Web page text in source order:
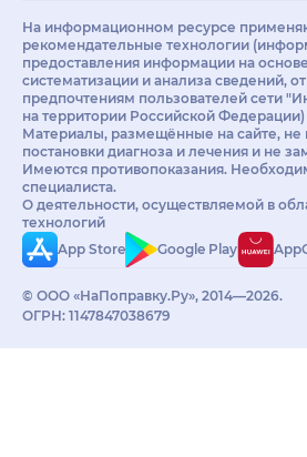
На информационном ресурсе
рекомендательные технологии
предоставления информации на
систематизации и анализа сведений,
предпочтениям пользователей сети
на территории Российской Федерации)
Материалы, размещённые на сайте, не
постановки диагноза и лечения и не
Имеются противопоказания.
специалиста.
О деятельности, осуществляемой в
технологий
App Store
Google Play
© ООО «НаПоправку.Ру», 2014—2026.
ОГРН: 1147847038679